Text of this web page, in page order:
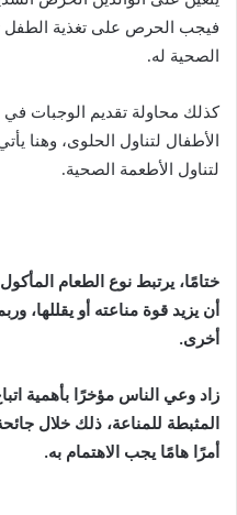
فيجب الحرص على تغذية الطفل
الصحية له.
كذلك محاولة تقديم الوجبات
الأطفال لتناول الحلوى، وهنا
لتناول الأطعمة الصحية.
ختامًا، يرتبط نوع الطعام المأكول
أن يزيد قوة مناعته أو يقللها،
أخرى.
زاد وعي الناس مؤخرًا بأهمية
المثبطة للمناعة، ذلك خلال
أمرًا هامًا يجب الاهتمام به.